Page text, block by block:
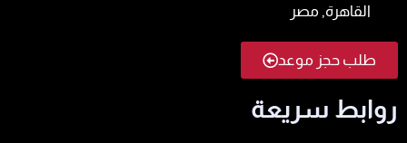
القاهرة, مصر
طلب حجز موعد
روابط سريعة